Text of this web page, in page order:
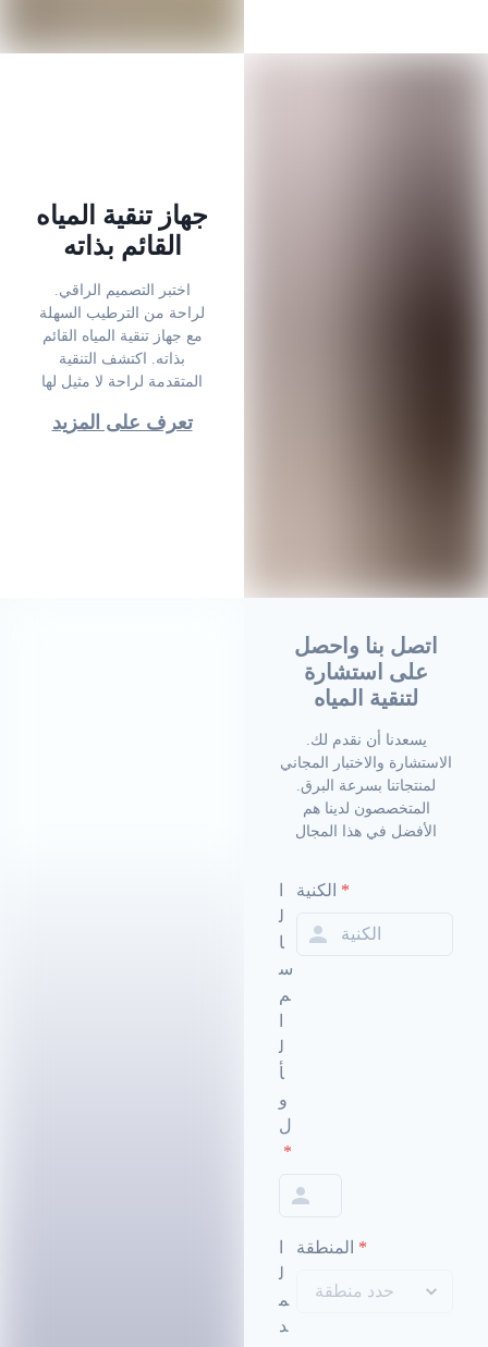
جهاز تنقية المياه
القائم بذاته
لراحة من الترطيب السهلة
مع جهاز تنقية المياه القائم
بذاته. اكتشف التنقية
المتقدمة لراحة لا مثيل لها
تعرف على المزيد
اتصل بنا واحصل
على استشارة
لتنقية المياه
.يسعدنا أن نقدم لك
الاستشارة والاختبار المجاني
لمنتجاتنا بسرعة البرق.
المتخصصون لدينا هم
الأفضل في هذا المجال
ل
ا
س
م
ل
أ
و
ل
*
الكنية *
ل
م
د
المنطقة *